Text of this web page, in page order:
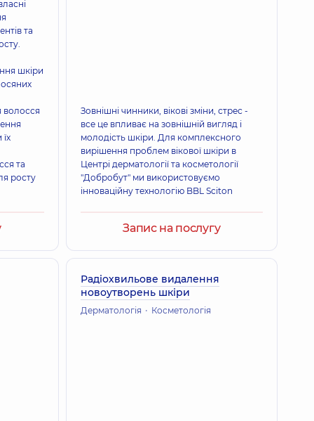
та
шкіри
волосся
та
росту
Зовнішні чинники, вікові зміни, стрес -
все це впливає на зовнішній вигляд і
молодість шкіри. Для комплексного
вирішення проблем вікової шкіри в
Центрі дерматології та косметології
"Добробут" ми використовуємо
інноваційну технологію BBL Sciton
Запис на послугу
Радіохвильове видалення
новоутворень шкіри
Дерматологія Косметологія